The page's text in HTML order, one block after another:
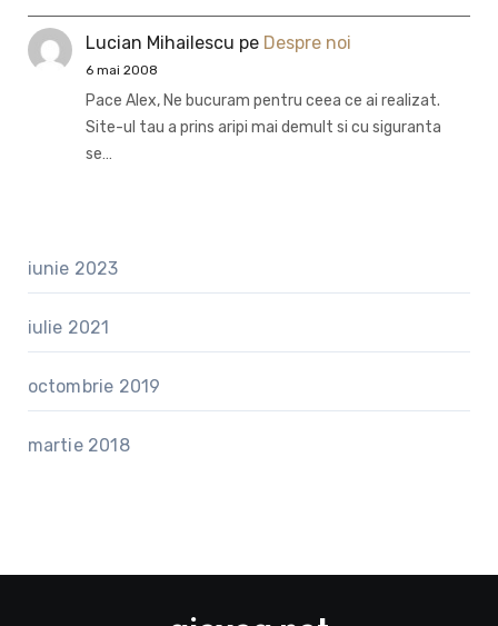
Lucian Mihailescu pe Despre noi
6 mai 2008
Pace Alex, Ne bucuram pentru ceea ce ai realizat.
Site-ul tau a prins aripi mai demult si cu siguranta
se…
iunie 2023
iulie 2021
octombrie 2019
martie 2018